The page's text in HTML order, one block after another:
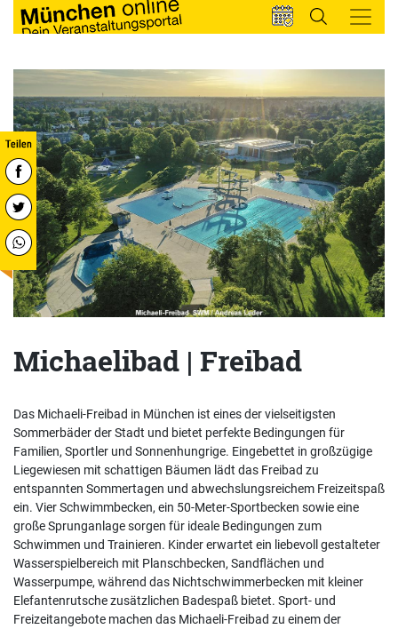
Michaelibad | Freibad
Das Michaeli-Freibad in München ist eines der vielseitigsten
Sommerbäder der Stadt und bietet perfekte Bedingungen für
Familien, Sportler und Sonnenhungrige. Eingebettet in großzügige
Liegewiesen mit schattigen Bäumen lädt das Freibad zu
entspannten Sommertagen und abwechslungsreichem Freizeitspaß
ein. Vier Schwimmbecken, ein 50-Meter-Sportbecken sowie eine
große Sprunganlage sorgen für ideale Bedingungen zum
Schwimmen und Trainieren. Kinder erwartet ein liebevoll gestalteter
Wasserspielbereich mit Planschbecken, Sandflächen und
Wasserpumpe, während das Nichtschwimmerbecken mit kleiner
Elefantenrutsche zusätzlichen Badespaß bietet. Sport- und
Freizeitangebote machen das Michaeli-Freibad zu einem der